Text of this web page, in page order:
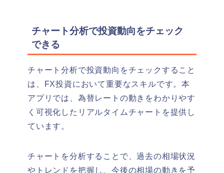
チャート分析で投資動向をチェック
できる
チャート分析で投資動向をチェックすること
は、FX投資において重要なスキルです。本
アプリでは、為替レートの動きをわかりやす
く可視化したリアルタイムチャートを提供し
ています。
チャートを分析することで、過去の相場状況
やトレンドを把握し、今後の相場の動きを予